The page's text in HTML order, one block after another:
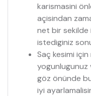
karismasini
açisindan
net bir sekilde
istediginiz
Saç kesimi
yogunlugunuz
göz önünde
iyi